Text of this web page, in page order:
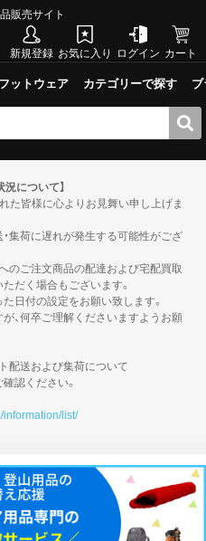
販売サイト
新規登録 お気に入り ログイン カート
ットウェア カテゴリーで探す
について】
た皆様に心よりお見舞い申し上げま
集荷に遅れが発生する可能性がござ
のご注文商品の配達および宅配買取
だく場合もございます。
日付の設定をお願い致します。
、何卒ご理解くださいますようお願
配送および集荷について
認ください。
list/